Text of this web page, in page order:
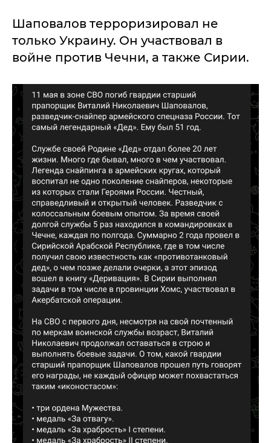
Шаповалов терроризировал не
только Украину. Он участвовал в
войне против Чечни, а также Сирии.